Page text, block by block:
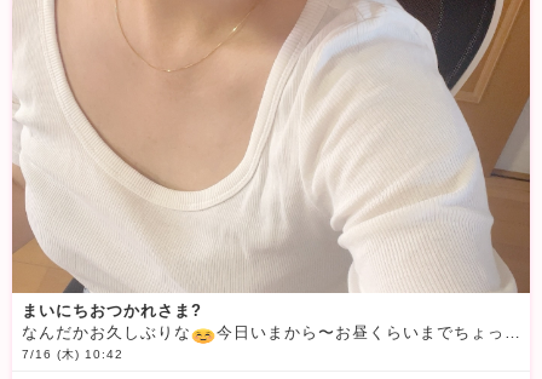
まいにちおつかれさま?
なんだかお久しぶりな
️今日いまから〜お昼くらいまでちょっとだけログインします
7/16 (木) 10:42